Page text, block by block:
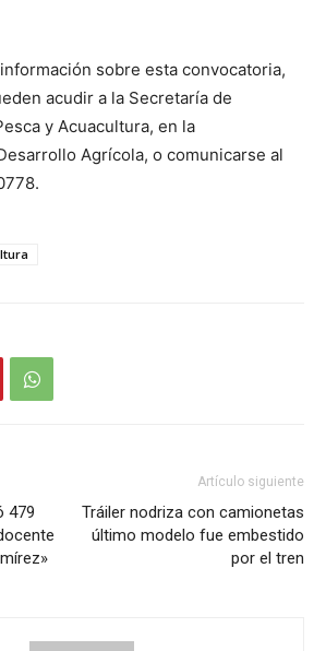
sobre esta convocatoria,
acudir a la Secretaría de
y Acuacultura, en la
Agrícola, o comunicarse al
479
Artículo siguiente
Tráiler nodriza con camionetas
último modelo fue embestido
por el tren